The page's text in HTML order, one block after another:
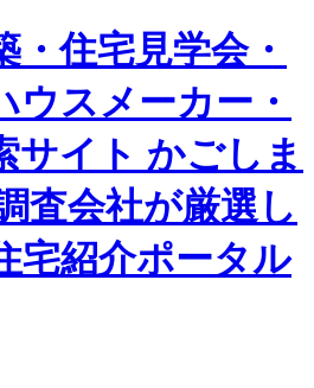
・住宅見学会・
ウスメーカー・
サイト かごしま
査会社が厳選し
宅紹介ポータル